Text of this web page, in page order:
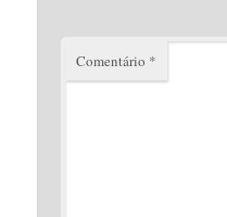
Comentário *